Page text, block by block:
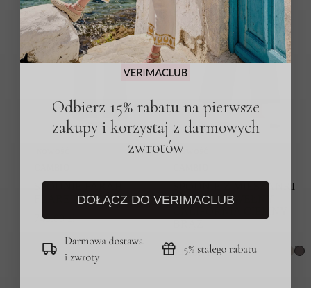
SPODNIE FARAH
FLARED-FIT CZARNE
749.00zł
NOWOŚĆ
SPODNIE Z MIESZANKI
WISKOZY I WEŁNY
749.00zł
Odbierz 15% rabatu na pierwsze
zakupy i korzystaj z darmowych
zwrotów
DOŁĄCZ DO VERIMACLUB